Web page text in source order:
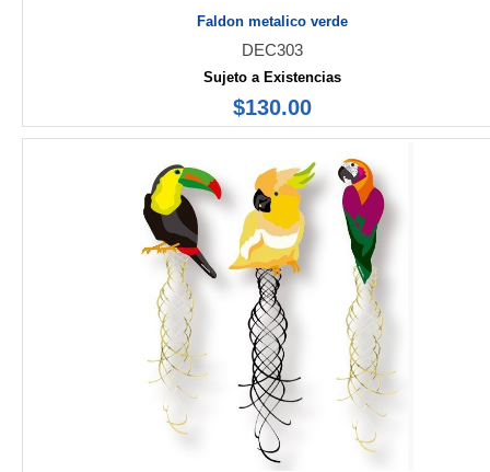
Faldon metalico verde
DEC303
Sujeto a Existencias
$130.00